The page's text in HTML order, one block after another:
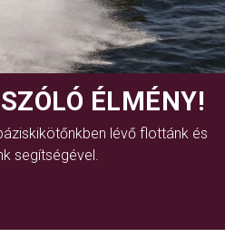
ÉLMÉNY!
lévő flottánk és
segítségével.